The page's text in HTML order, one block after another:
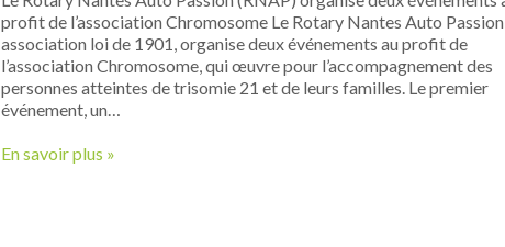
profit de l’association Chromosome Le Rotary Nantes Auto
association loi de 1901, organise deux événements au profit de
l’association Chromosome, qui œuvre pour l’accompagnement des
personnes atteintes de trisomie 21 et de leurs familles. Le premier
événement, un…
En savoir plus »